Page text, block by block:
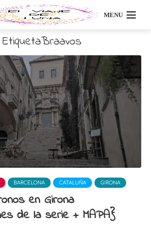
MENU
EtiquetaBraavos
BARCELONA CATALUÑA GIRONA
en Girona
de la serie + MAPA}